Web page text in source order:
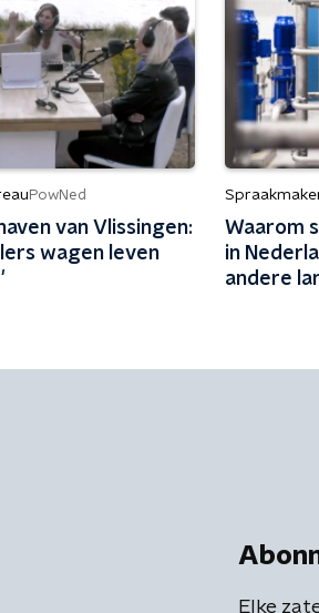
PowNed
van Vlissingen:
wagen leven
Waarom
in
andere
Elke